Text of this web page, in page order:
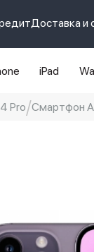
Доставка и
iPad
Pro Смартфон